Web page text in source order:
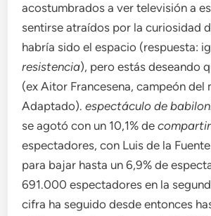
acostumbrados a ver televisión a
sentirse atraídos por la curiosidad
habría sido el espacio (respuesta:
resistencia), pero estás deseando
(ex Aitor Francesena, campeón del
Adaptado).espectáculo de
se agotó con un 10,1% de
espectadores, con Luis de la
para bajar hasta un 6,9% de
691.000 espectadores en la
cifra ha seguido desde entonces